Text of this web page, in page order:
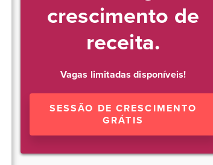
crescimento de
receita.
Vagas limitadas disponíveis!
SESSÃO DE CRESCIMENTO
GRÁTIS